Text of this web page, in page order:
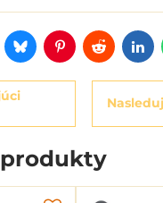
BlueskyPinterestReddit